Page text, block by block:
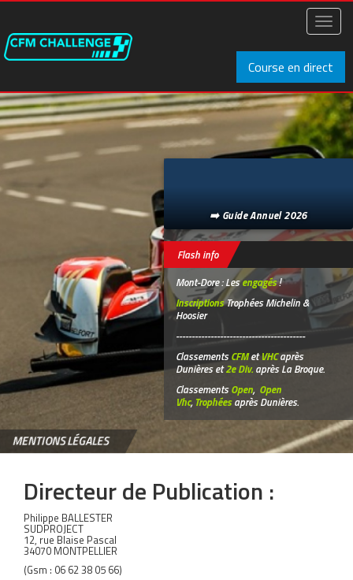
Aller
principal
Course en direct
➡️ Guide Annuel 2026
Flash info
Mont-Dore : Lesengagés!
InscriptionsTrophées Michelin &
Hoosier
-----------------------------------------
ClassementsCFMetVHCaprès
Dunières et2e Div. après La Broque.
ClassementsOpen, Open
Vhc, Trophéesaprès Dunières.
MENTIONS LÉGALES
Directeur de Publication :
Philippe BALLESTER
SUDPROJECT
12, rue Blaise Pascal
34070 MONTPELLIER
(Gsm : 06 62 38 05 66)